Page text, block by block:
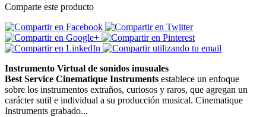
Comparte este producto
Instrumento Virtual de sonidos inusuales
Best Service Cinematique Instruments establece un enfoque
sobre los instrumentos extraños, curiosos y raros, que agregan un
carácter sutil e individual a su producción musical. Cinematique
Instruments grabado...